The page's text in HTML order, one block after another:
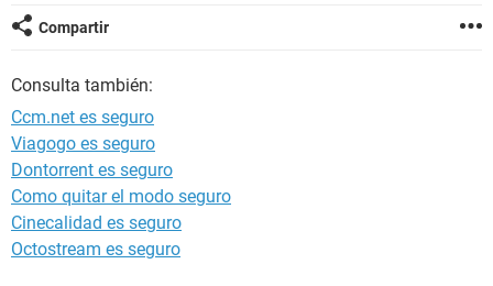
Compartir
Consulta también:
Ccm.net es seguro
Viagogo es seguro
Dontorrent es seguro
Como quitar el modo seguro
Cinecalidad es seguro
Octostream es seguro